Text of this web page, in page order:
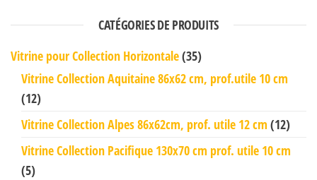
CATÉGORIES DE PRODUITS
Vitrine pour Collection Horizontale(35)
Vitrine Collection Aquitaine 86x62 cm, prof.utile 10 cm
(12)
Vitrine Collection Alpes 86x62cm, prof. utile 12 cm (12)
Vitrine Collection Pacifique 130x70 cm prof. utile 10 cm
(5)